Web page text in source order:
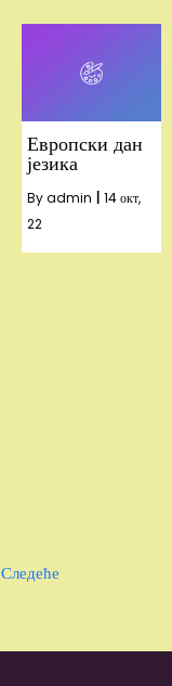
Европски дан
језика
Byadmin 14окт,
22
Следеће